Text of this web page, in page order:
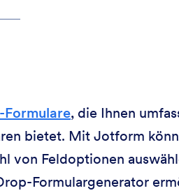
, die Ihnen
bietet. Mit Jotform
von Feldoptionen
Formulargenerator